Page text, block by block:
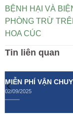
BỆNH HẠI VÀ
PHÒNG TRỪ
HOA CÚC
Tin liên quan
MIỄN PHÍ VẬN
02/09/2025